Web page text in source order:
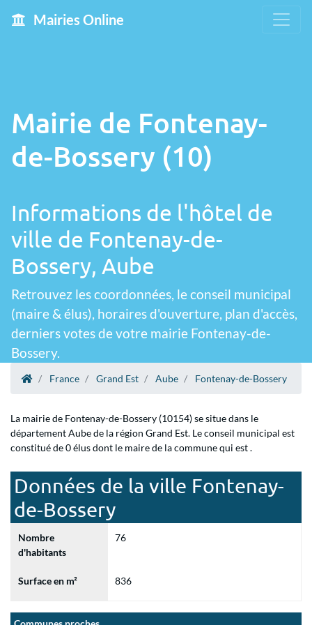
Mairies Online
Mairie de Fontenay-
de-Bossery (10)
Informations de l'hôtel de
ville de Fontenay-de-
Bossery, Aube
Retrouvez les coordonnées, le conseil municipal
(maire & élus), horaires d'ouverture, plan d'accès,
derniers votes de votre mairie Fontenay-de-
Bossery.
France Grand Est Aube Fontenay-de-Bossery
La mairie de Fontenay-de-Bossery (10154) se situe dans le
département Aube de la région Grand Est. Le conseil municipal est
constitué de 0 élus dont le maire de la commune qui est .
Données de la ville Fontenay-
de-Bossery
Nombre
d'habitants
76
Surface en m² 836